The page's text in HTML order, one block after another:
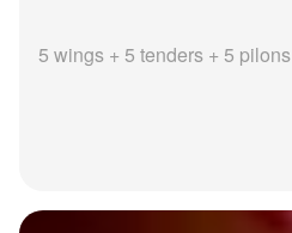
5 wings + 5 tenders + 5 pilons